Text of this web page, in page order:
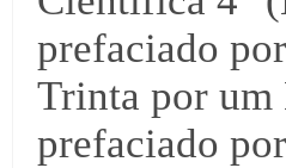
prefaciado
Trinta por um
prefaciado